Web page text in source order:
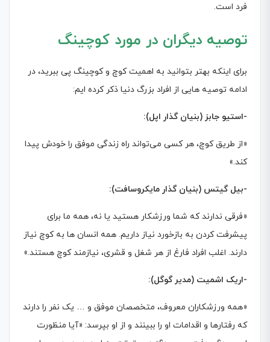
فرد است.
توصیه دیگران در مورد کوچینگ
برای اینکه بهتر بتوانید به اهمیت کوچ و کوچینگ پی ببرید، در
ادامه توصیه هایی از افراد بزرگ دنیا ذکر کرده ایم:
-استیو جابز (بنیان گذار اپل):
«از طریق کوچ، هر کسی می‌تواند راه زندگی موفق را خودش پیدا
کند.»
-بیل گیتس (بنیان گذار مایکروسافت):
«فرقی ندارند که شما ورزشکار هستید یا نه، همه ما برای
پیشرفت کردن به بازخورد نیاز داریم. همه انسان ها به کوچ نیاز
دارند. اغلب افراد فارغ از هر شغل و قشری، نیازمند کوچ هستند.»
-اریک اشمیت (مدیر گوگل):
«همه ورزشکاران معروف، متخصصان موفق و … یک نفر را دارند
که رفتارها و اقدامات او را ببینند و از او بپرسد: «آیا منظورت